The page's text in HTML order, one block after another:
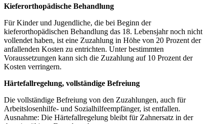
Kieferorthopädische Behandlung
Für Kinder und Jugendliche, die bei Beginn der
kieferorthopädischen Behandlung das 18. Lebensjahr noch nicht
vollendet haben, ist eine Zuzahlung in Höhe von 20 Prozent der
anfallenden Kosten zu entrichten. Unter bestimmten
Voraussetzungen kann sich die Zuzahlung auf 10 Prozent der
Kosten verringern.
Härtefallregelung, vollständige Befreiung
Die vollständige Befreiung von den Zuzahlungen, auch für
Arbeitslosenhilfe- und Sozialhilfeempfänger, ist entfallen.
Ausnahme: Die Härtefallregelung bleibt für Zahnersatz in der